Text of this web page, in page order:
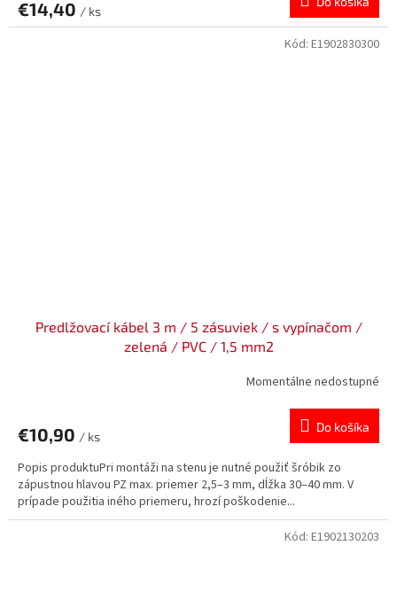
€14,40 / ks
Predlžovací kábel 3 m / 5 zásuviek / s vypínačom /
zelená / PVC / 1,5 mm2
Momentálne nedostupné
€10,90 / ks
Do košíka
Popis produktuPri montáži na stenu je nutné použiť šróbik zo
zápustnou hlavou PZ max. priemer 2,5–3 mm, dĺžka 30–40 mm. V
prípade použitia iného priemeru, hrozí poškodenie...
Kód: E1902830300
Kód: E1902130203